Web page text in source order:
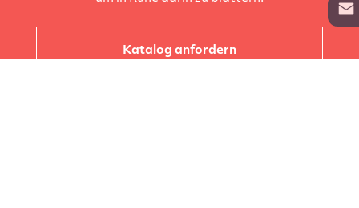
Katalog anfordern